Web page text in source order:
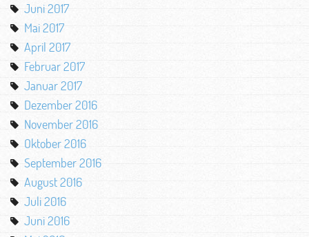
Juni 2017
Mai 2017
April 2017
Februar 2017
Januar 2017
Dezember 2016
November 2016
Oktober 2016
September 2016
August 2016
Juli 2016
Juni 2016